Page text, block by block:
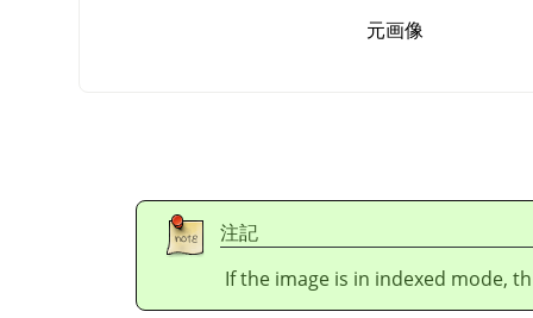
元画像
注記
If the image is in indexed mode,